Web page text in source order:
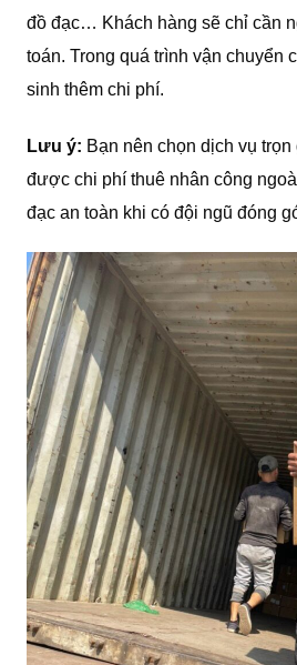
đồ đạc… Khách hàng sẽ chỉ cần
toán. Trong quá trình vận chuyển
sinh thêm chi phí.
Lưu ý: Bạn nên chọn dịch vụ
được chi phí thuê nhân công
đạc an toàn khi có đội ngũ đóng